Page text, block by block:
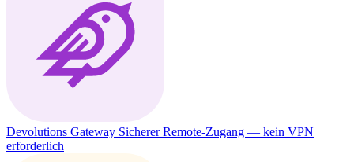
Devolutions Gateway Sicherer Remote-Zugang — kein VPN
erforderlich